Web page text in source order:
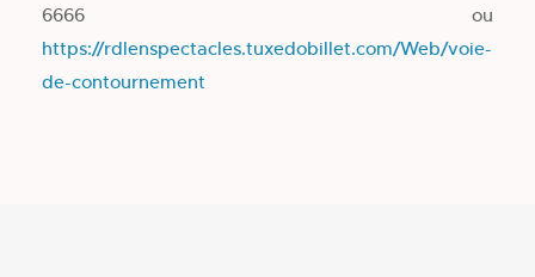
6666 ou
https://rdlenspectacles.tuxedobillet.com/Web/voie-
de-contournement